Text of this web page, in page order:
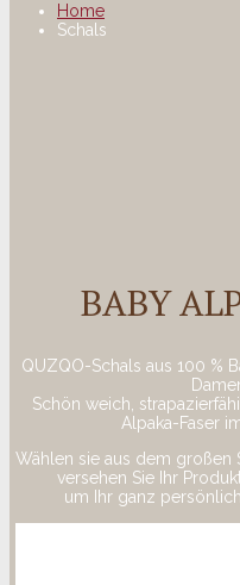
Home
Schals
BABY
QUZQO-Schals aus 100 %
Schön weich,
Alpaka-Faser
Wählen sie aus dem großen
versehen Sie Ihr
um Ihr ganz